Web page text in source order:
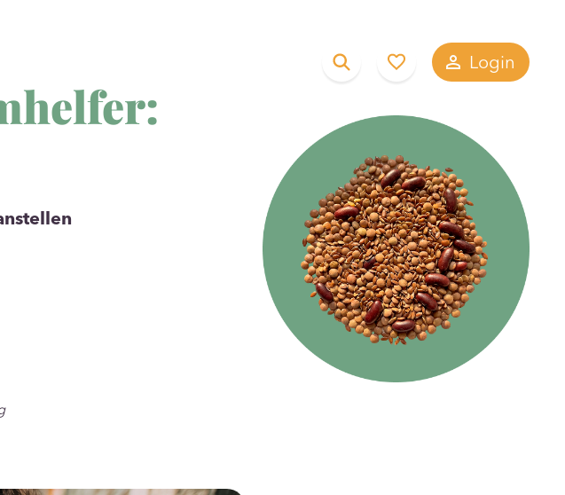
Was suchst du?
Login